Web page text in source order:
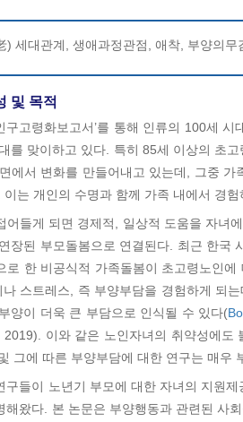
) 세대관계, 생애과정관점, 애착, 부양의
및 목적
구고령화보고서’를 통해 인류의 100세
를 맞이하고 있다. 특히 85세 이상의 초
에서 변화를 만들어내고 있는데, 그중
이는 개인의 수명과 함께 가족 내에서 경
어들게 되면 경제적, 일상적 도움을 자녀
장된 부모돌봄으로 연결된다. 최근 한국
로 한 비공식적 가족돌봄이 초고령노인
스트레스, 즉 부양부담을 경험하게 되
양이 더욱 큰 부담으로 인식될 수 있다(
이와 같은 노인자녀의 취약성에도
그에 따른 부양부담에 대한 연구는 매우
구들이 노년기 부모에 대한 자녀의 지원제
해왔다. 본 논문은 부양행동과 관련된 사